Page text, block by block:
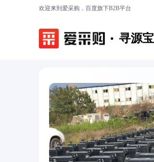
欢迎来到爱采购，百度旗下B2B平台
寻源